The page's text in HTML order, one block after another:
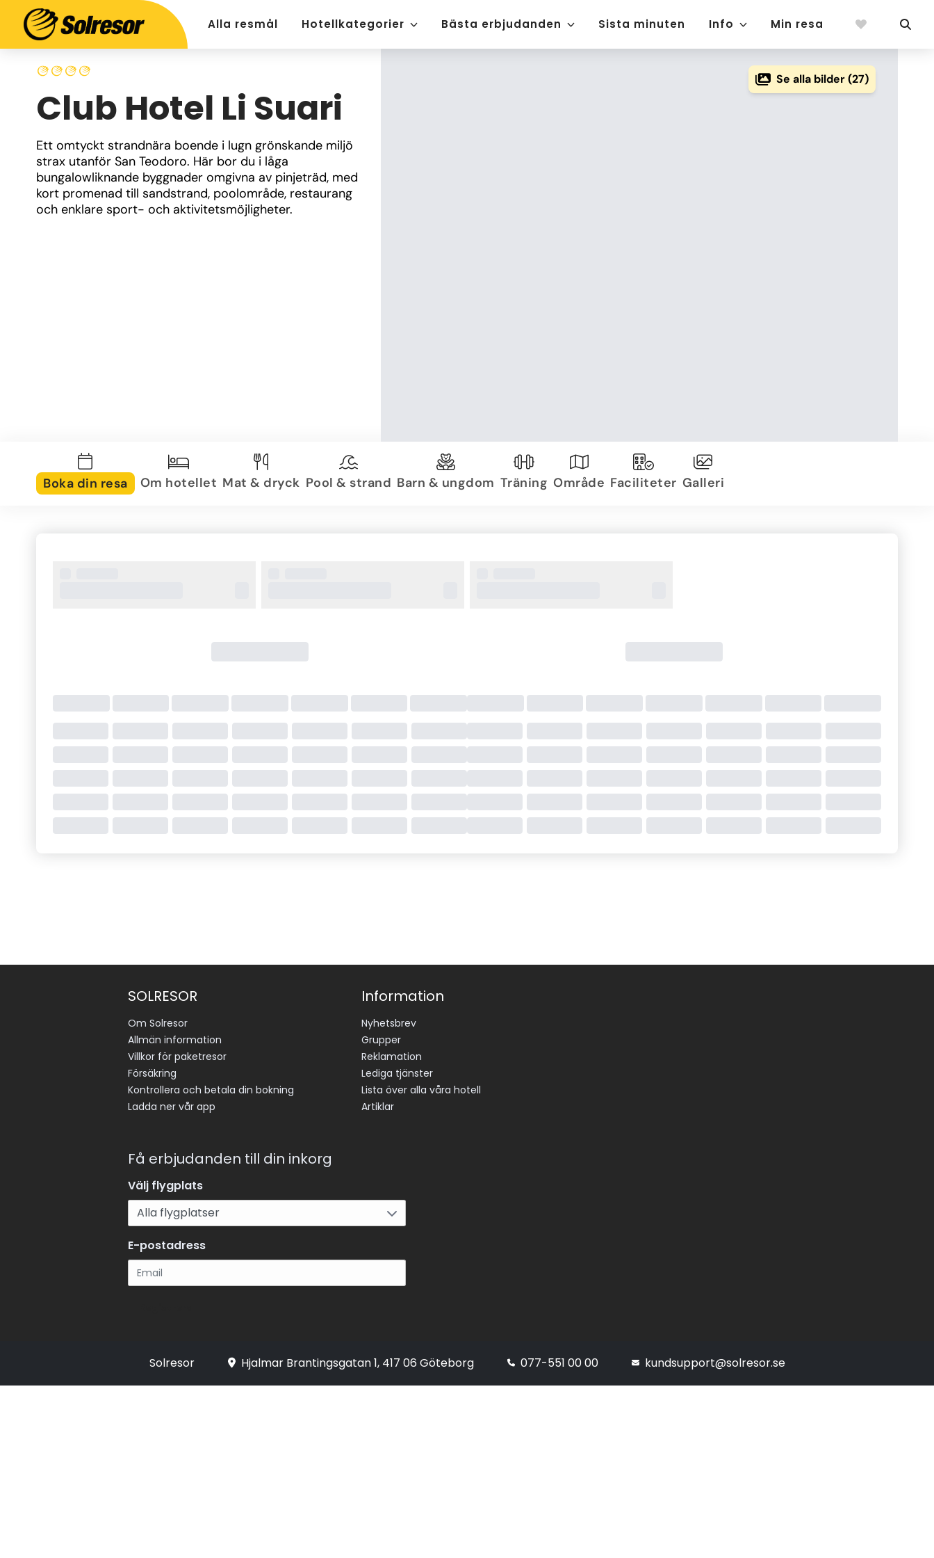
Alla resmål Hotellkategorier Bästa erbjudanden Sista minuten Info Min resa
Club Hotel Li Suari
Ett omtyckt strandnära boende i lugn grönskande miljö
strax utanför San Teodoro. Här bor du i låga
bungalowliknande byggnader omgivna av pinjeträd, med
kort promenad till sandstrand, poolområde, restaurang
och enklare sport- och aktivitetsmöjligheter.
Se alla bilder (27)
Boka din resa Om hotellet Mat & dryck Pool & strand Barn & ungdom Träning Område Faciliteter Galleri
SOLRESOR
Om Solresor
Allmän information
Villkor för paketresor
Försäkring
Kontrollera och betala din bokning
Ladda ner vår app
Information
Nyhetsbrev
Grupper
Reklamation
Lediga tjänster
Lista över alla våra hotell
Artiklar
Få erbjudanden till din inkorg
Välj flygplats
E-postadress
Solresor Hjalmar Brantingsgatan 1, 417 06 Göteborg 077-551 00 00 kundsupport@solresor.se